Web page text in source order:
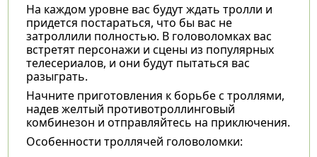
На каждом уровне вас будут ждать тролли и
придется постараться, что бы вас не
затроллили полностью. В головоломках вас
встретят персонажи и сцены из популярных
телесериалов, и они будут пытаться вас
разыграть.
Начните приготовления к борьбе с троллями,
надев желтый противотроллинговый
комбинезон и отправляйтесь на приключения.
Особенности троллячей головоломки: